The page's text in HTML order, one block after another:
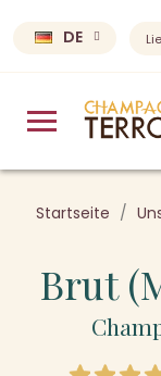
DE
Startseite
Brut